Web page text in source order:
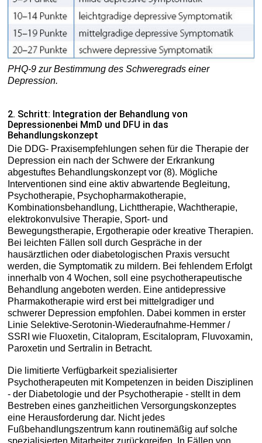
PHQ-9 zur Bestimmung des Schweregrads einer
Depression.
2. Schritt: Integration der Behandlung von
Depressionenbei MmD und DFU in das
Behandlungskonzept
Die DDG- Praxisempfehlungen sehen für die Therapie der
Depression ein nach der Schwere der Erkrankung
abgestuftes Behandlungskonzept vor (8). Mögliche
Interventionen sind eine aktiv abwartende Begleitung,
Psychotherapie, Psychopharmakotherapie,
Kombinationsbehandlung, Lichttherapie, Wachtherapie,
elektrokonvulsive Therapie, Sport- und
Bewegungstherapie, Ergotherapie oder kreative Therapien.
Bei leichten Fällen soll durch Gespräche in der
hausärztlichen oder diabetologischen Praxis versucht
werden, die Symptomatik zu mildern. Bei fehlendem Erfolgt
innerhalb von 4 Wochen, soll eine psychotherapeutische
Behandlung angeboten werden. Eine antidepressive
Pharmakotherapie wird erst bei mittelgradiger und
schwerer Depression empfohlen. Dabei kommen in erster
Linie Selektive-Serotonin-Wiederaufnahme-Hemmer /
SSRI wie Fluoxetin, Citalopram, Escitalopram, Fluvoxamin,
Paroxetin und Sertralin in Betracht.
Die limitierte Verfügbarkeit spezialisierter
Psychotherapeuten mit Kompetenzen in beiden Disziplinen
- der Diabetologie und der Psychotherapie - stellt in dem
Bestreben eines ganzheitlichen Versorgungskonzeptes
eine Herausforderung dar. Nicht jedes
Fußbehandlungszentrum kann routinemäßig auf solche